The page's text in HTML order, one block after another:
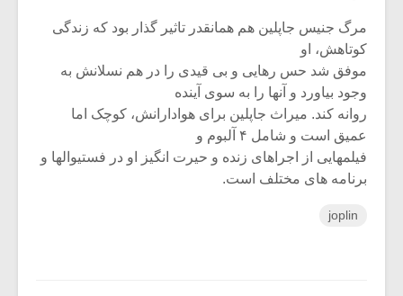
مرگ جنیس جاپلین هم همانقدر تاثیر گذار بود که زندگی
کوتاهش، او
موفق شد حس رهایی و بی قیدی را در هم نسلانش به
وجود بیاورد و آنها را به سوی آینده
روانه کند. میراث جاپلین برای هوادارانش، کوچک اما
عمیق است و شامل ۴ آلبوم و
فیلمهایی از اجراهای زنده و حیرت انگیز او در فستیوالها و
برنامه های مختلف است.
joplin